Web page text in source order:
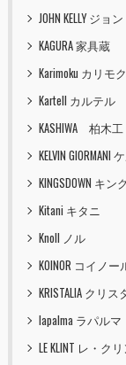
JOHN KELLY ジョ
KAGURA 家具蔵
Karimoku カリモ
Kartell カルテル
KASHIWA 柏木工
KELVIN
KINGSDOWN キ
Kitani キタニ
Knoll ノル
KOINOR コイノー
KRISTALIA クリス
lapalma ラパルマ
LE KLINT レ・ク